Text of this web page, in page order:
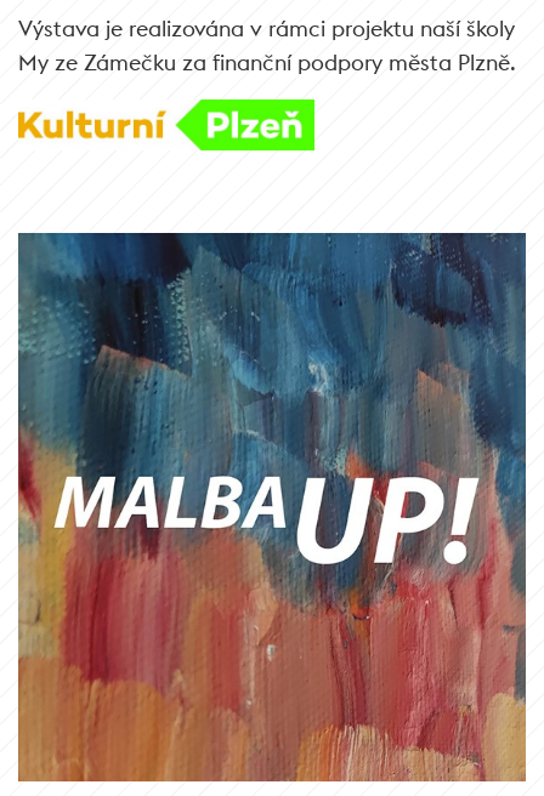
Výstava je realizována v rámci projektu naší školy
My ze Zámečku za finanční podpory města Plzně.